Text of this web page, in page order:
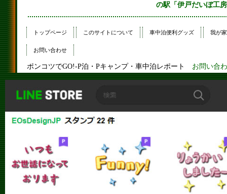
の駅「伊戸だいぼ工
トップページ このサイトについて 車中泊便利グッズ 我が
お問い合わせ
ポンコツでGO!-P泊・Pキャンプ・車中泊レポート お問い合